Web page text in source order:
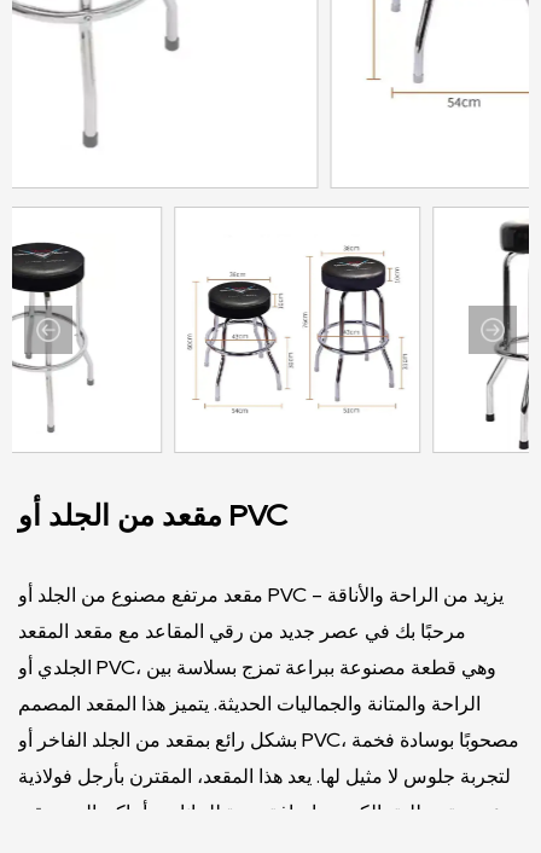
مقعد من الجلد أو PVC
مقعد مرتفع مصنوع من الجلد أو PVC - يزيد من الراحة والأناقة
مرحبًا بك في عصر جديد من رقي المقاعد مع مقعد المقعد
الجلدي أو PVC، وهي قطعة مصنوعة ببراعة تمزج بسلاسة بين
الراحة والمتانة والجماليات الحديثة. يتميز هذا المقعد المصمم
بشكل رائع بمقعد من الجلد الفاخر أو PVC، مصحوبًا بوسادة فخمة
لتجربة جلوس لا مثيل لها. يعد هذا المقعد، المقترن بأرجل فولاذية
عصرية مطلية بالكروم، إضافة جيدة للحانات وأماكن الموسيقى